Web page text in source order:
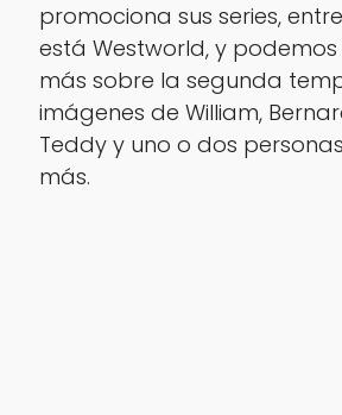
promociona sus series,
está Westworld, y
más sobre la segunda
imágenes de William,
Teddy y uno o dos
más.